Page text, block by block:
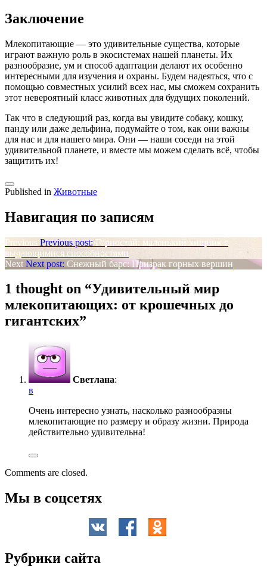
Заключение
Млекопитающие — это удивительные существа, которые
играют важную роль в экосистемах нашей планеты. Их
разнообразие, ум и способ адаптации делают их особенно
интересными для изучения и охраны. Будем надеяться, что с
помощью совместных усилий всех нас, мы сможем сохранить
этот невероятный класс животных для будущих поколений.
Так что в следующий раз, когда вы увидите собаку, кошку,
панду или даже дельфина, подумайте о том, как они важны
для нас и для нашего мира. Они — наши соседи на этой
удивительной планете, и вместе мы можем сделать всё, чтобы
защитить их!
Published in Животные
Навигация по записям
Previous Previous post: Горностай: маленький хищник с
выдающимися способностями
Next Next post: Снежный барс: Призрак горных вершин
1 thought on “Удивительный мир
млекопитающих: от крошечных до
гигантских”
Светлана:
в
Очень интересно узнать, насколько разнообразны
млекопитающие по размеру и образу жизни. Природа
действительно удивительна!
Comments are closed.
Мы в соцсетях
Рубрики сайта